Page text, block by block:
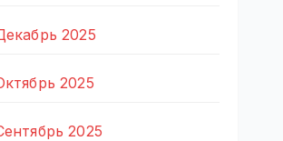
2025
2025
2025